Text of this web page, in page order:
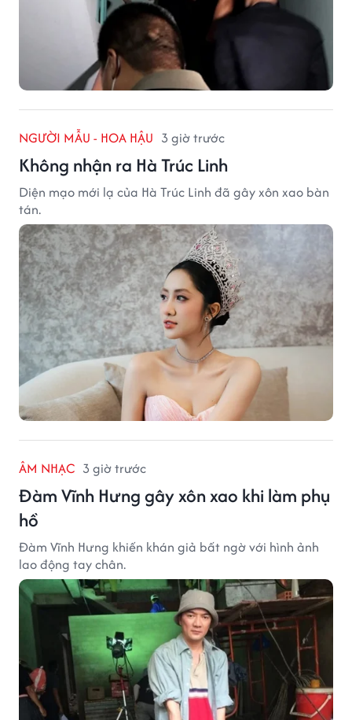
NGƯỜI MẪU - HOA HẬU 3 giờ trước
Không nhận ra Hà Trúc Linh
Diện mạo mới lạ của Hà Trúc Linh đã gây xôn xao bàn
tán.
ÂM NHẠC 3 giờ trước
Đàm Vĩnh Hưng gây xôn xao khi làm phụ
hồ
Đàm Vĩnh Hưng khiến khán giả bất ngờ với hình ảnh
lao động tay chân.